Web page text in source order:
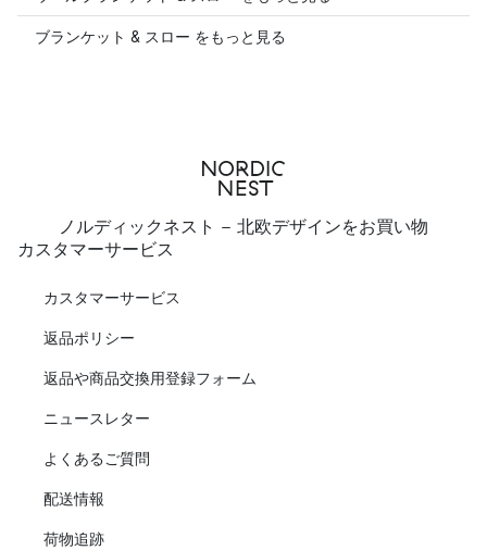
ブランケット & スロー をもっと見る
ノルディックネスト - 北欧デザインをお買い物
カスタマーサービス
カスタマーサービス
返品ポリシー
返品や商品交換用登録フォーム
ニュースレター
よくあるご質問
配送情報
荷物追跡